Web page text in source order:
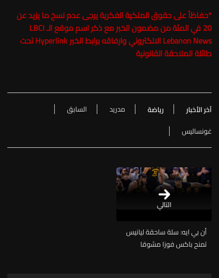
*حفاظاً على حقوق الملكية الفكرية يرجى عدم نسخ ما يزيد عن
20 في المئة من مضمون الخبر مع ذكر اسم موقع الـ
LBCI
Lebanon News
الالكتروني وارفاقه برابط الخبر Hyperlink تحت
طائلة الملاحقة القانونية
آخر الأخبار رياضة مدريد
السابق
غونساليس
التالي
أن بي ايه: سلة ساحقة ليانيس
تمنح باكس فوزا مشوقا